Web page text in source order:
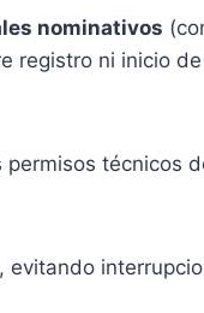
nominativos
registro ni inicio
técnicos